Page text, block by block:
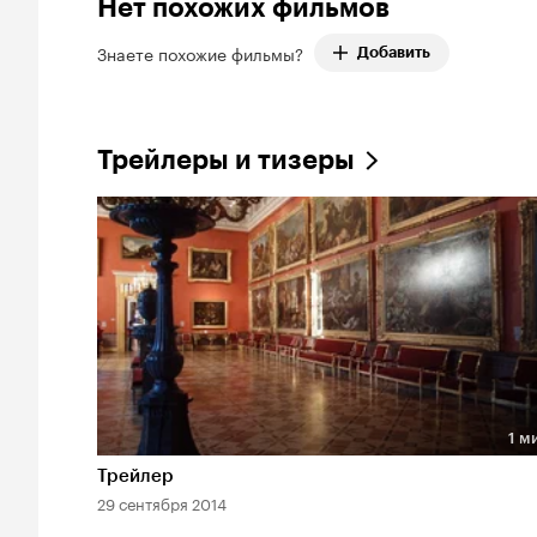
Нет похожих фильмов
Знаете похожие фильмы? Добавить
Трейлеры и тизеры
Длительность 1 мин
1
Трейлер
29 сентября 2014